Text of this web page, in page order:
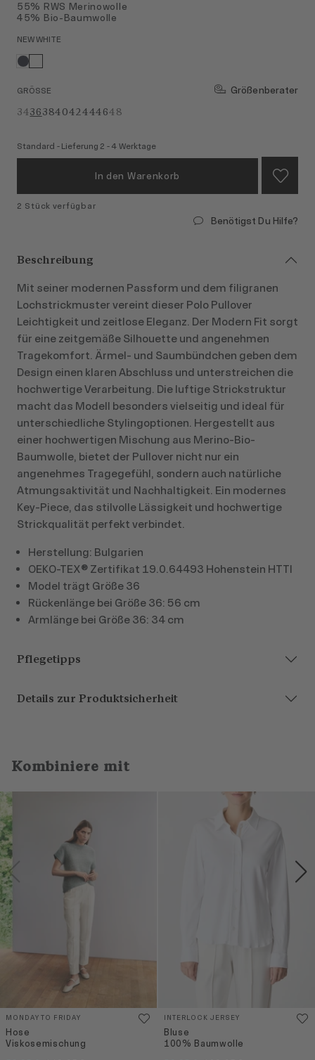
55% RWS Merinowolle
45% Bio-Baumwolle
NEW WHITE
GRÖSSE
Größenberater
3436384042444648
Standard - Lieferung 2 - 4 Werktage
In den Warenkorb
2 Stück verfügbar
Benötigst Du Hilfe?
Beschreibung
Mit seiner modernen Passform und dem filigranen
Lochstrickmuster vereint dieser Polo Pullover
Leichtigkeit und zeitlose Eleganz. Der Modern Fit sorgt
für eine zeitgemäße Silhouette und angenehmen
Tragekomfort. Ärmel- und Saumbündchen geben dem
Design einen klaren Abschluss und unterstreichen die
hochwertige Verarbeitung. Die luftige Strickstruktur
macht das Modell besonders vielseitig und ideal für
unterschiedliche Stylingoptionen. Hergestellt aus
einer hochwertigen Mischung aus Merino-Bio-
Baumwolle, bietet der Pullover nicht nur ein
angenehmes Tragegefühl, sondern auch natürliche
Atmungsaktivität und Nachhaltigkeit. Ein modernes
Key-Piece, das stilvolle Lässigkeit und hochwertige
Strickqualität perfekt verbindet.
Herstellung: Bulgarien
OEKO-TEX® Zertifikat 19.0.64493 Hohenstein HTTI
Model trägt Größe 36
Rückenlänge bei Größe 36: 56 cm
Armlänge bei Größe 36: 34 cm
Pflegetipps
Details zur Produktsicherheit
Kombiniere mit
MONDAY TO FRIDAY
Hose
Viskosemischung
INTERLOCK JERSEY
Bluse
100% Baumwolle